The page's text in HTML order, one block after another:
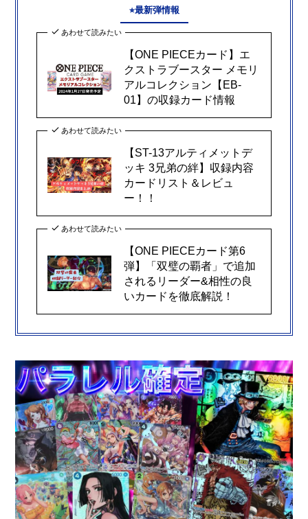
⭐︎最新弾情報
あわせて読みたい
【ONE PIECEカード】エ
クストラブースター メモリ
アルコレクション【EB-
01】の収録カード情報
あわせて読みたい
【ST-13アルティメットデ
ッキ 3兄弟の絆】収録内容
カードリスト＆レビュ
ー！！
あわせて読みたい
【ONE PIECEカード第6
弾】「双璧の覇者」で追加
されるリーダー&相性の良
いカードを徹底解説！